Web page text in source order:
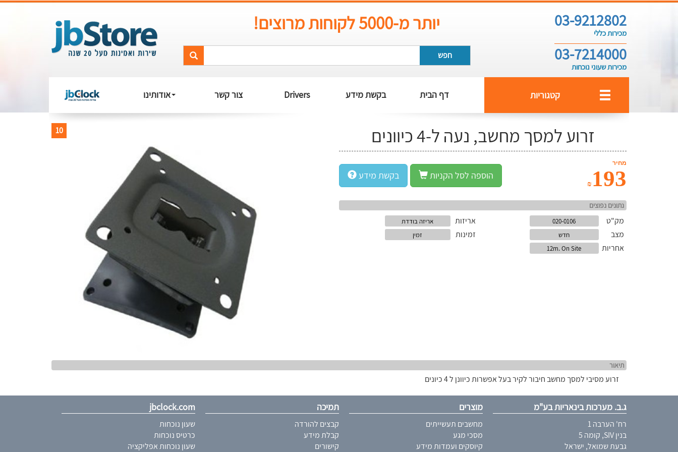
חפש
יותר מ-5000 לקוחות מרוצים! 03-9212802
מכירות כללי
03-7214000
מכירות שעוני נוכחות
אודותינו צור קשר Drivers בקשת מידע דף הבית קטגוריות
זרוע למסך מחשב, נעה ל-4 כיוונים 10
מחיר
₪ 193 בקשת מידע הוספה לסל הקניות
נתונים נפוצים
מק"ט 020-0106 אריזות אריזה בודדת
מצב חדש זמינות זמין
אחריות 12m. On Site
תיאור
זרוע מסיבי למסך מחשב חיבור לקיר בעל אפשרות כיוונן ל 4 כיונים
jbclock.com
שעון נוכחות
כרטיס נוכחות
שעון נוכחות אפליקציה
תמיכה
קבצים להורדה
קבלת מידע
קישורים
מוצרים
מחשבים תעשייתים
מסכי מגע
קיוסקים ועמדות מידע
ג.ב. מערכות בינאריות בע"מ
רח' הערבה 1
בנין SIV, קומה 5
גבעת שמואל, ישראל